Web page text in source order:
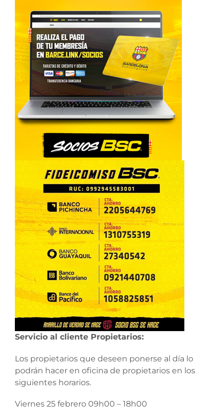
Servicio al cliente Propietarios:
Los propietarios que deseen ponerse al día lo
podrán hacer en oficina de propietarios en los
siguientes horarios.
Viernes 25 febrero 09h00 – 18h00